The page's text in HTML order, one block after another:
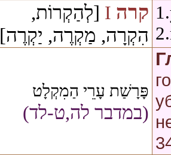
קרה I [לְהַקְרוֹת,
הִקְרָה, מַקְרֶה, יַקְרֶה]
פָּרָשַׁת עָרֵי הַמִקְלָט
(במדבר לה,ט-לד)